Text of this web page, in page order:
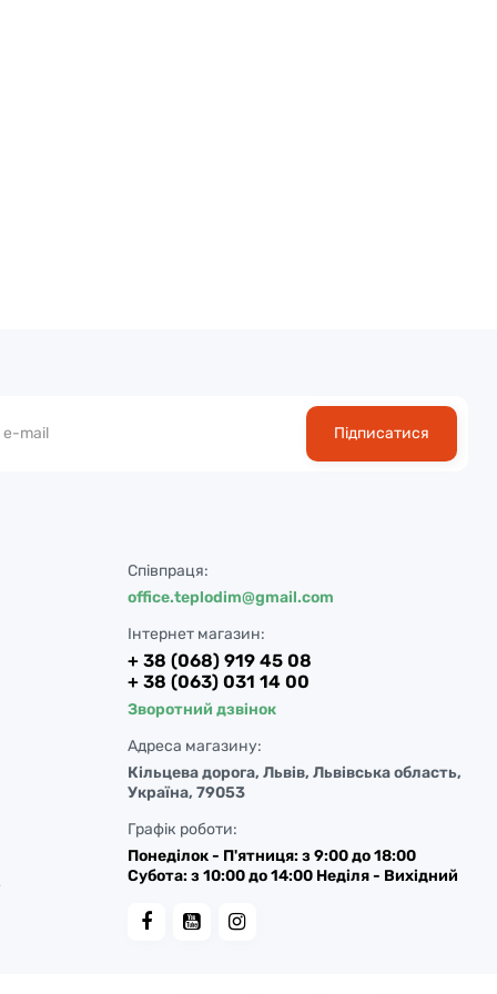
Підписатися
Співпраця:
office.teplodim@gmail.com
Інтернет магазин:
+ 38 (068) 919 45 08
+ 38 (063) 031 14 00
Зворотний дзвінок
Адреса магазину:
Кільцева дорога, Львів, Львівська область,
Україна, 79053
Графік роботи:
Понеділок - П'ятниця: з 9:00 до 18:00
Субота: з 10:00 до 14:00 Неділя - Вихідний